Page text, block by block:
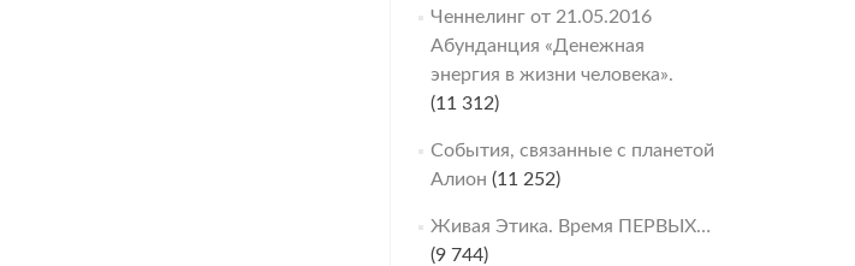
Ченнелинг от 21.05.2016
Абунданция «Денежная
энергия в жизни человека».
(11 312)
События, связанные с планетой
Алион (11 252)
Живая Этика. Время ПЕРВЫХ…
(9 744)